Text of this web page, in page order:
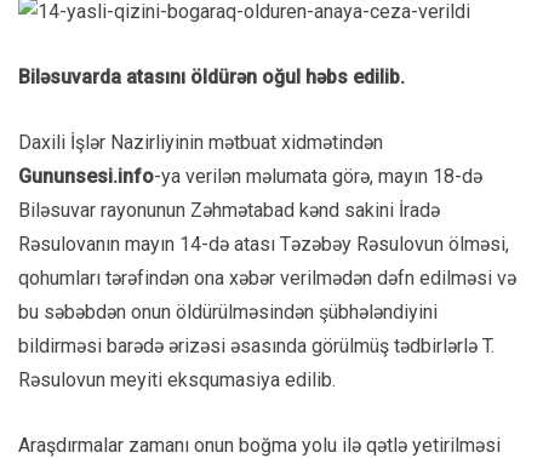
Biləsuvarda atasını öldürən oğul həbs edilib.
Daxili İşlər Nazirliyinin mətbuat xidmətindən
Gununsesi.info-ya verilən məlumata görə, mayın 18-də
Biləsuvar rayonunun Zəhmətabad kənd sakini İradə
Rəsulovanın mayın 14-də atası Təzəbəy Rəsulovun ölməsi,
qohumları tərəfindən ona xəbər verilmədən dəfn edilməsi və
bu səbəbdən onun öldürülməsindən şübhələndiyini
bildirməsi barədə ərizəsi əsasında görülmüş tədbirlərlə T.
Rəsulovun meyiti eksqumasiya edilib.
Araşdırmalar zamanı onun boğma yolu ilə qətlə yetirilməsi